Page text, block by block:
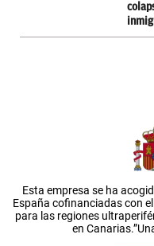
Esta empresa se ha
España cofinanciadas con
para las regiones
en